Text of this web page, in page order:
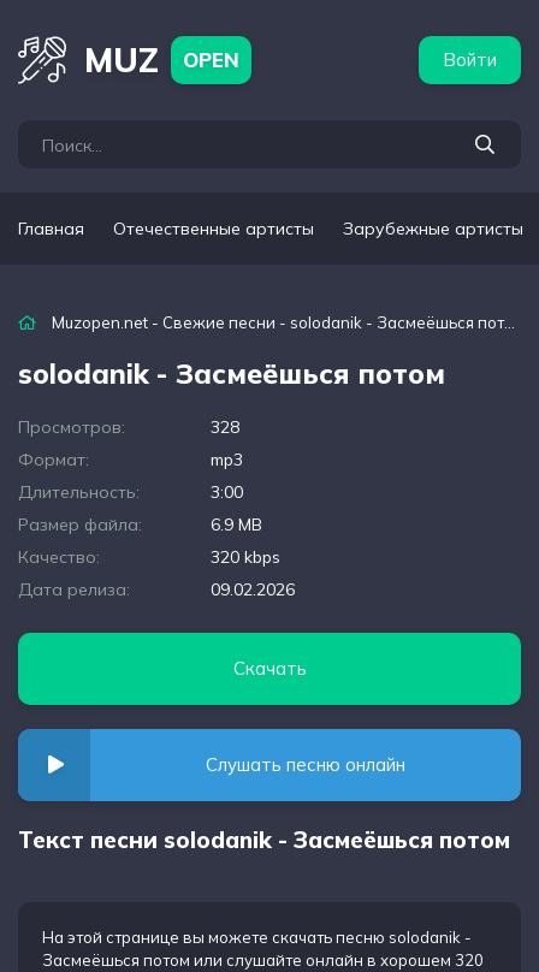
MUZ OPEN Войти
Главная Отечественные артисты Зарубежные артисты
Muzopen.net - Свежие песни - solodanik - Засмеёшься потом
solodanik - Засмеёшься потом
Просмотров:
328
Формат:
mp3
Длительность:
3:00
Размер файла:
6.9 MB
Качество:
320 kbps
Дата релиза:
09.02.2026
Скачать
Слушать песню онлайн
Текст песни solodanik - Засмеёшься потом
На этой странице вы можете скачать песню solodanik -
Засмеёшься потом или слушайте онлайн в хорошем 320
артисты Популярные подборки